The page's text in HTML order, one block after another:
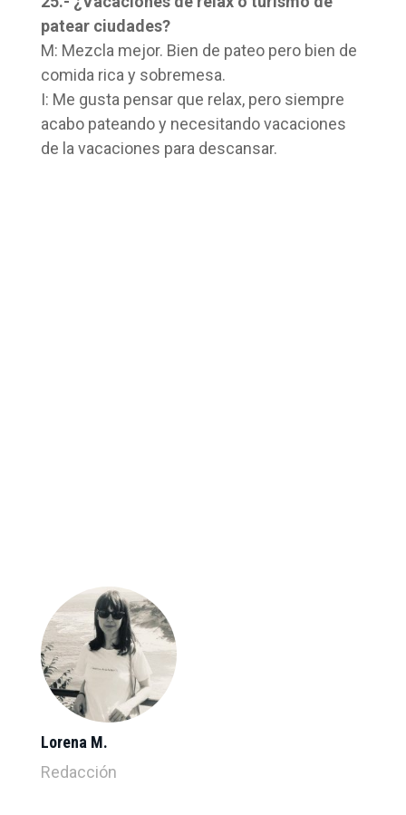
patear ciudades?
M: Mezcla mejor. Bien de pateo pero bien de
comida rica y sobremesa.
I: Me gusta pensar que relax, pero siempre
acabo pateando y necesitando vacaciones
de la vacaciones para descansar.
Lorena M.
Redacción